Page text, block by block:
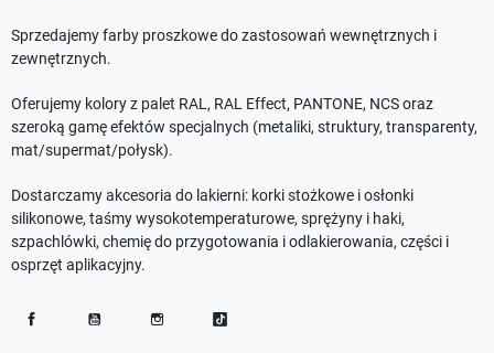
Sprzedajemy farby proszkowe do zastosowań wewnętrznych i
zewnętrznych.
Oferujemy kolory z palet RAL, RAL Effect, PANTONE, NCS oraz
szeroką gamę efektów specjalnych (metaliki, struktury, transparenty,
mat/supermat/połysk).
Dostarczamy akcesoria do lakierni: korki stożkowe i osłonki
silikonowe, taśmy wysokotemperaturowe, sprężyny i haki,
szpachlówki, chemię do przygotowania i odlakierowania, części i
osprzęt aplikacyjny.